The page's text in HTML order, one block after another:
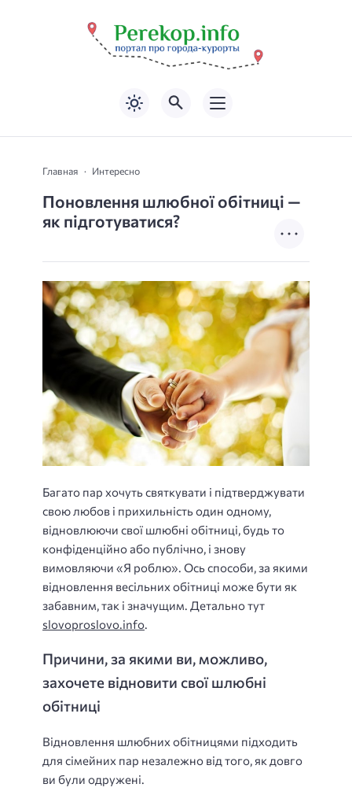
Главная Интересно
Поновлення шлюбної обітниці —
як підготуватися?
Багато пар хочуть святкувати і підтверджувати
свою любов і прихильність один одному,
відновлюючи свої шлюбні обітниці, будь то
конфіденційно або публічно, і знову
вимовляючи «Я роблю». Ось способи, за якими
відновлення весільних обітниці може бути як
забавним, так і значущим. Детально тут
slovoproslovo.info.
Причини, за якими ви, можливо,
захочете відновити свої шлюбні
обітниці
Відновлення шлюбних обітницями підходить
для сімейних пар незалежно від того, як довго
ви були одружені.